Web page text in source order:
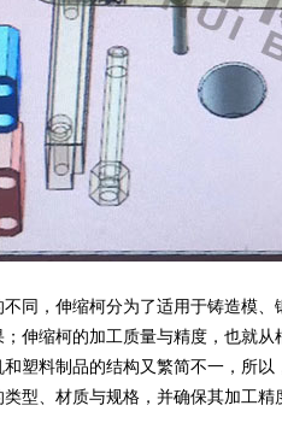
同，伸缩柯分为了适用于铸造模
伸缩柯的加工质量与精度，也就从
塑料制品的结构又繁简不一，所
型、材质与规格，并确保其加工